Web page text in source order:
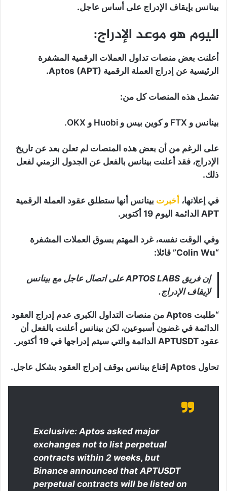
بينانس بإيقاف الإدراج على أساس عاجل.
اليوم هو موعد الإدراج:
أعلنت بعض منصات تداول العملات الرقمية المشفرة
الرئيسية عن إدراج العملة الرقمية Aptos (APT).
تشمل هذه المنصات كل من:
بينانس و FTX و كوين بيس و Huobi و OKX.
على الرغم من أن بعض هذه المنصات لم تعلن بعد عن تاريخ
الإدراج، فقد أعلنت بينانس بالفعل عن الجدول الزمني لفعل
ذلك.
في إعلانها، أخبرت بينانس أنها ستطلق عقود العملة الرقمية
APT الدائمة اليوم 19 أكتوبر.
وفي الوقت نفسه، غرد المهتم بسوق العملات المشفرة
“Colin Wu” قائلا:
إن فريق APTOS LABS على اتصال عاجل مع بينانس
لإيقاف الإدراج.
“طلبت Aptos من منصات التداول الكبرى عدم إدراج العقود
الدائمة في غضون أسبوعين، لكن بينانس أعلنت بالفعل أن
عقود APTUSDT الدائمة والتي سيتم إدراجها في 19 أكتوبر.
تحاول Aptos إقناع بينانس بوقف إدراج العقود بشكل عاجل.
Exclusive: Aptos asked major
exchanges not to list perpetual
contracts within 2 weeks, but
Binance announced that APTUSDT
perpetual contracts will be listed on